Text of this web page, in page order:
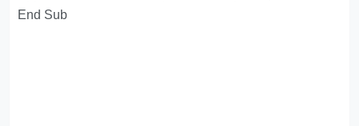
End Sub